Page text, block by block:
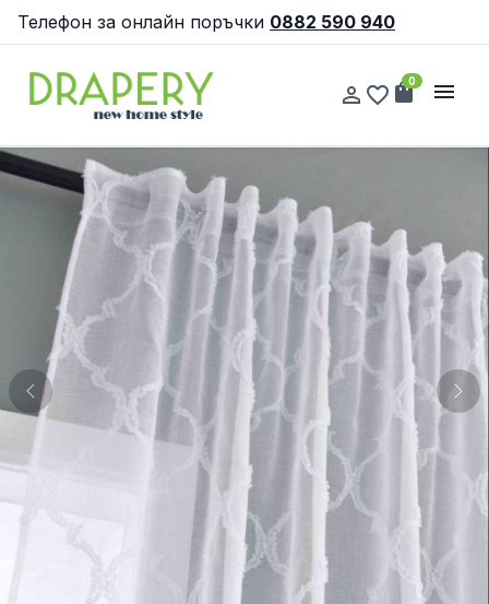
Телефон за онлайн поръчки 0882 590 940
person_outline favorite_border shopping_bag
0 menu
Previous